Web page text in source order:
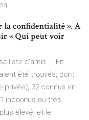
la confidentialité ». A
« Qui peut voir
liste d’amis ... En
été trouvés, dont
privée), 32 connus en
inconnus ou très
élevé, et le